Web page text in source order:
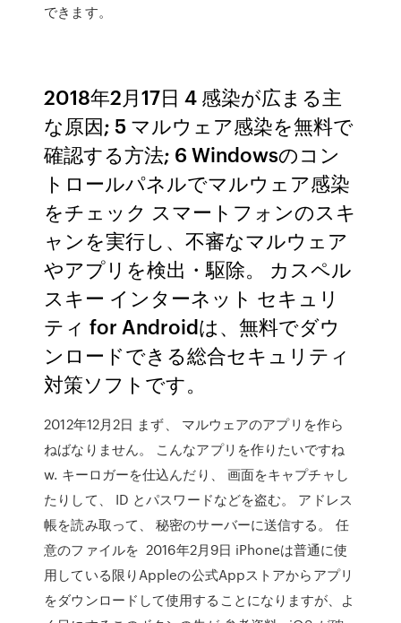
できます。
2018年2月17日 4 感染が広まる主
な原因; 5 マルウェア感染を無料で
確認する方法; 6 Windowsのコン
トロールパネルでマルウェア感染
をチェック スマートフォンのスキ
ャンを実行し、不審なマルウェア
やアプリを検出・駆除。 カスペル
スキー インターネット セキュリ
ティ for Androidは、無料でダウ
ンロードできる総合セキュリティ
対策ソフトです。
2012年12月2日 まず、 マルウェアのアプリを作ら
ねばなりません。 こんなアプリを作りたいですね
w. キーロガーを仕込んだり、 画面をキャプチャし
たりして、 ID とパスワードなどを盗む。 アドレス
帳を読み取って、 秘密のサーバーに送信する。 任
意のファイルを 2016年2月9日 iPhoneは普通に使
用している限りAppleの公式Appストアからアプリ
をダウンロードして使用することになりますが、よ